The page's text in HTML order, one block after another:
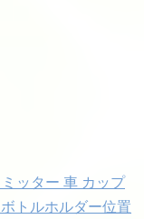
ッター 車 カップ
トルホルダー位置